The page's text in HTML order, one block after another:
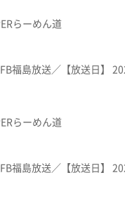
らーめん道
らーめん道